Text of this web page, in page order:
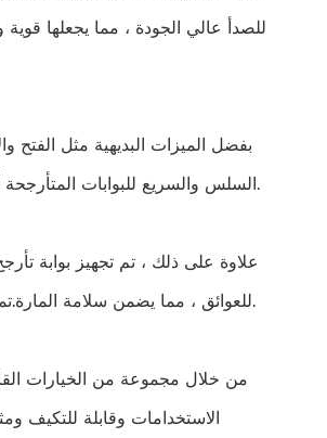
للصدأ عالي الجودة ، مما يجعلها
بفضل الميزات البديهية مثل الفتح
السلس والسريع للبوابات المتأرجحة أن يتمكن الناس من المرور بسرعة دون أي تأخير ، مما يحسن التدفق العام للأفراد في الأماكن العامة.
علاوة على ذلك ، تم تجهيز بوابة
للعوائق ، مما يضمن سلامة المارة.تمكن هذه الميزات البوابات من تحديد ومنع الوصول غير المصرح به والتأكد من أن ممر المشاة يظل آمنًا.
من خلال مجموعة من الخيارات
الاستخدامات وقابلة للتكيف